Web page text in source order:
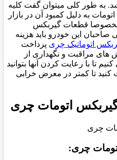
به طور کلی میتوان گفت کلیه
به دلیل کمبود آن در بازار
مخصوصا قطعات گیربکس
این خودرو باید هزینه
اتوماتیک چری پرداخت
های مراقبت و نگهداری از
تا با رعایت کردن آنها بتوانید
کنید تا کمتر در معرض خرابی
اتومات چری
چری: